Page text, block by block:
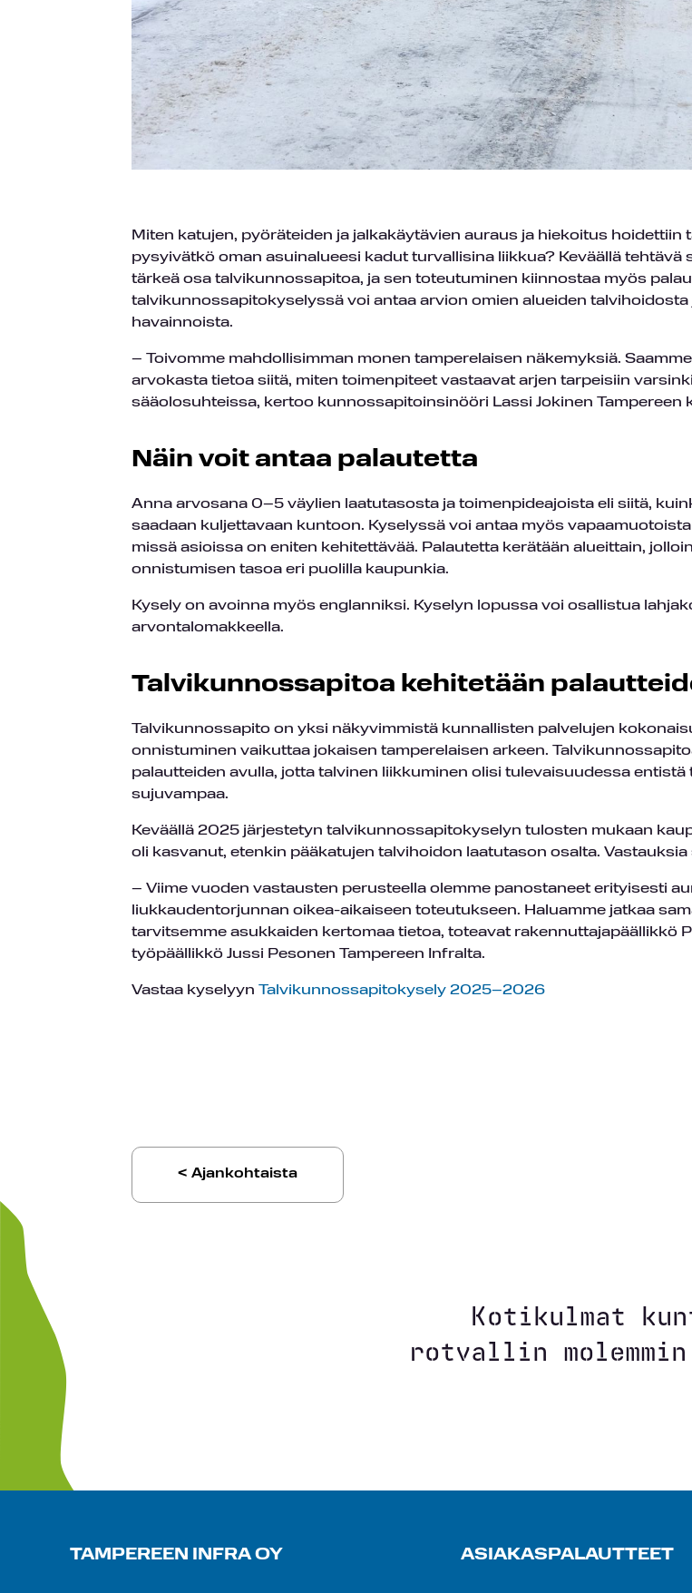
Miten katujen, pyöräteiden ja jalkakäytävien auraus ja hiekoitus hoidettiin
pysyivätkö oman asuinalueesi kadut turvallisina liikkua? Keväällä tehtävä
tärkeä osa talvikunnossapitoa, ja sen toteutuminen kiinnostaa myös
talvikunnossapitokyselyssä voi antaa arvion omien alueiden
havainnoista.
– Toivomme mahdollisimman monen tamperelaisen näkemyksiä.
arvokasta tietoa siitä, miten toimenpiteet vastaavat arjen tarpeisiin
sääolosuhteissa, kertoo kunnossapitoinsinööri Lassi Jokinen Tampereen
Näin voit antaa palautetta
Anna arvosana 0–5 väylien laatutasosta ja toimenpideajoista eli siitä,
saadaan kuljettavaan kuntoon. Kyselyssä voi antaa myös
missä asioissa on eniten kehitettävää. Palautetta kerätään alueittain,
onnistumisen tasoa eri puolilla kaupunkia.
Kysely on avoinna myös englanniksi. Kyselyn lopussa voi osallistua
arvontalomakkeella.
Talvikunnossapitoa kehitetään
Talvikunnossapito on yksi näkyvimmistä kunnallisten palvelujen
onnistuminen vaikuttaa jokaisen tamperelaisen arkeen.
palautteiden avulla, jotta talvinen liikkuminen olisi tulevaisuudessa entistä
sujuvampaa.
Keväällä 2025 järjestetyn talvikunnossapitokyselyn tulosten mukaan
oli kasvanut, etenkin pääkatujen talvihoidon laatutason osalta.
– Viime vuoden vastausten perusteella olemme panostaneet erityisesti
liukkaudentorjunnan oikea-aikaiseen toteutukseen. Haluamme jatkaa
tarvitsemme asukkaiden kertomaa tietoa, toteavat rakennuttajapäällikkö
työpäällikkö Jussi Pesonen Tampereen Infralta.
Vastaa kyselyyn Talvikunnossapitokysely 2025–2026
< Ajankohtaista
Kotikulmat
rotvallin
TAMPEREEN INFRA OY ASIAKASPALAUTTEET